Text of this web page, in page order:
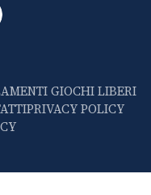
GIOCHI LIBERI
PRIVACY POLICY